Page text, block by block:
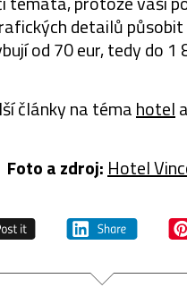
detailů působit
od 70 eur, tedy do 1
články na témahotela
Foto a zdroj:Hotel